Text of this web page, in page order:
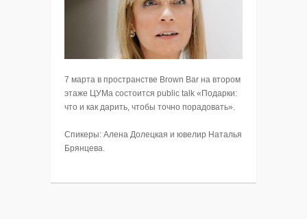
7 марта в пространстве Brown Bar на втором
этаже ЦУМа состоится public talk «Подарки:
что и как дарить, чтобы точно порадовать».
Спикеры: Алена Долецкая и ювелир Наталья
Брянцева.